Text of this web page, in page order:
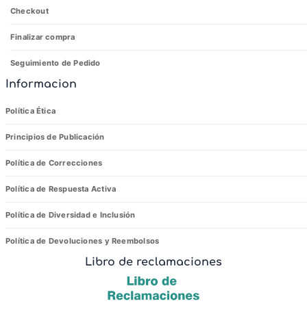
Checkout
Finalizar compra
Seguimiento de Pedido
Informacion
Política Ética
Principios de Publicación
Política de Correcciones
Política de Respuesta Activa
Política de Diversidad e Inclusión
Política de Devoluciones y Reembolsos
Libro de reclamaciones